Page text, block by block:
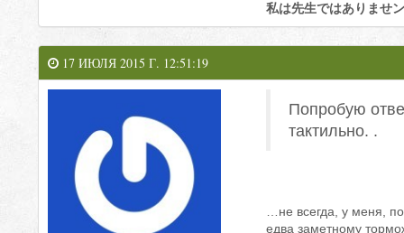
私は先生ではありませン
17 ИЮЛЯ 2015 Г. 12:51:19
Попробую
тактильно. .
…не всегда, у меня,
едва заметному